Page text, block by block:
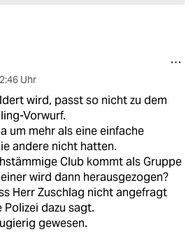
Uhr
wird, passt so nicht zu dem
Vorwurf.
um mehr als eine einfache
andere nicht hatten.
Club kommt als Gruppe
wird dann herausgezogen?
Herr Zuschlag nicht angefragt
Polizei dazu sagt.
gewesen.